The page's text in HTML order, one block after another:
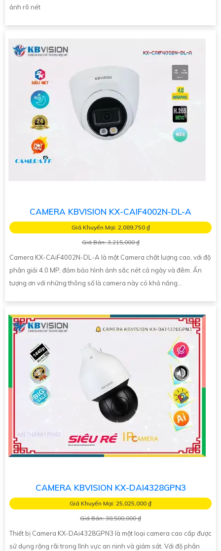
ảnh rõ nét
CAMERA KBVISION KX-CAIF4002N-DL-A
Giá Khuyến Mại: 2,089,750 ₫
Giá Bán: 3,215,000 ₫
Camera KX-CAiF4002N-DL-A là một Camera chất lượng cao, với độ
phân giải 4.0 MP, đảm bảo hình ảnh sắc nét cả ngày và đêm. Ấn
tượng ơn với những thông số là camera này có khả năng...
CAMERA KBVISION KX-DAI4328GPN3
Giá Khuyến Mại: 25,025,000 ₫
Giá Bán: 38,500,000 ₫
Thiết bị Camera KX-DAi4328GPN3 là một loại camera cao cấp được
sử dụng rộng rãi trong lĩnh vực an ninh và giám sát. Với độ phân